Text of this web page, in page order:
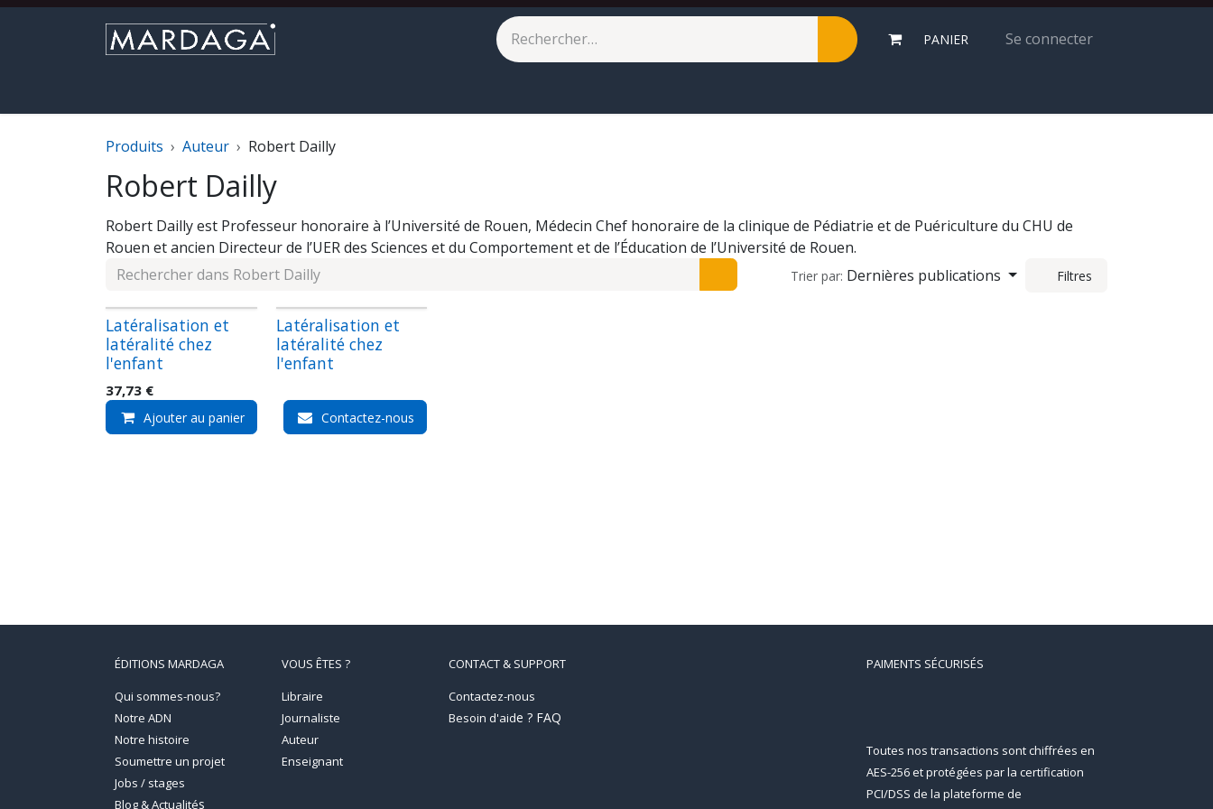
Se rendre au contenu
PANIER Se connecter
Produits Auteur Robert Dailly
Robert Dailly
Robert Dailly est Professeur honoraire à l’Université de Rouen, Médecin Chef honoraire de la clinique de Pédiatrie et de Puériculture du CHU de
Rouen et ancien Directeur de l’UER des Sciences et du Comportement et de l’Éducation de l’Université de Rouen.
Trier par: Filtres
Latéralisation et
latéralité chez
l'enfant
37,73 €
Ajouter au panier
Latéralisation et
latéralité chez
l'enfant
Contactez-nous
VOUS ÊTES ?
Libraire
Journaliste
Auteur
Enseignant
CONTACT & SUPPORT
Contactez-nous
Besoin d'aide ? FAQ
PAIMENTS SÉCURISÉS
Toutes nos transactions sont chiffrées en
AES-256 et protégées par la certification
PCI/DSS de la plateforme de
ÉDITIONS MARDAGA
Qui sommes-nous?
Notre ADN
Notre histoire
Soumettre un projet
Jobs / stages
Blog & Actualités